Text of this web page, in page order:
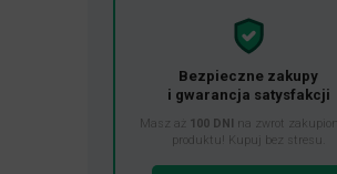
Bezpieczne zakupy
i gwarancja satysfakcji
Masz aż 100 DNI na zwrot
produktu! Kupuj bez stresu.